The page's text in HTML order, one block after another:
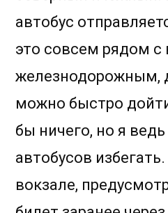
автобус
это совсем рядом с
железнодорожным,
можно быстро
бы ничего, но я
автобусов
вокзале,